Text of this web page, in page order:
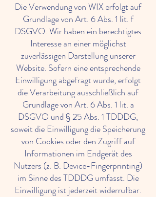
Die Verwendung von WIX erfolgt auf
Grundlage von Art. 6 Abs. 1 lit. f
DSGVO. Wir haben ein berechtigtes
Interesse an einer möglichst
zuverlässigen Darstellung unserer
Website. Sofern eine entsprechende
Einwilligung abgefragt wurde, erfolgt
die Verarbeitung ausschließlich auf
Grundlage von Art. 6 Abs. 1 lit. a
DSGVO und § 25 Abs. 1 TDDDG,
soweit die Einwilligung die Speicherung
von Cookies oder den Zugriff auf
Informationen im Endgerät des
Nutzers (z. B. Device-Fingerprinting)
im Sinne des TDDDG umfasst. Die
Einwilligung ist jederzeit widerrufbar.